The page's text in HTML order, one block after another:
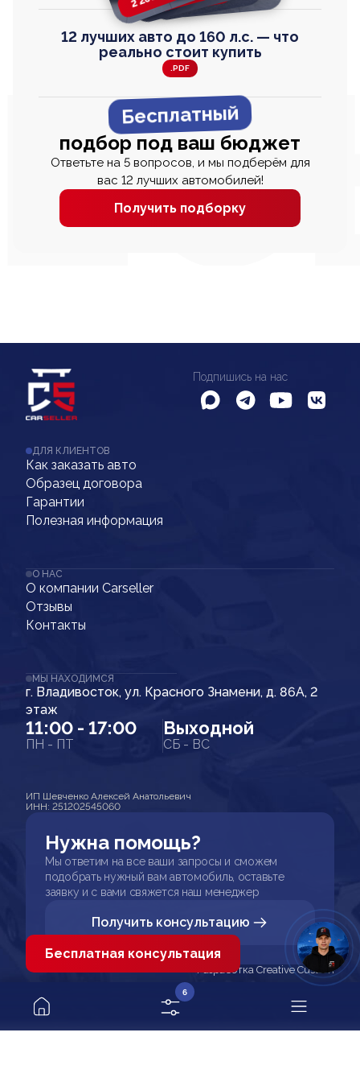
12 лучших авто до 160 л.с. — что
реально стоит купить
.PDF
Бесплатный
подбор под ваш бюджет
Ответьте на 5 вопросов, и мы подберём для
вас 12 лучших автомобилей!
Получить подборку
Подпишись на нас
ДЛЯ КЛИЕНТОВ
Как заказать авто
Образец договора
Гарантии
Полезная информация
О НАС
О компании Carseller
Отзывы
Контакты
МЫ НАХОДИМСЯ
г. Владивосток, ул. Красного Знамени, д. 86А, 2
этаж
11:00 - 17:00
ПН - ПТ
Выходной
СБ - ВС
ИП Шевченко Алексей Анатольевич
ИНН: 251202545060
Нужна помощь?
Мы ответим на все ваши запросы и сможем
подобрать нужный вам автомобиль, оставьте
заявку и с вами свяжется наш менеджер
Получить консультацию
Разработка Creative Custom
6
Бесплатная консультация